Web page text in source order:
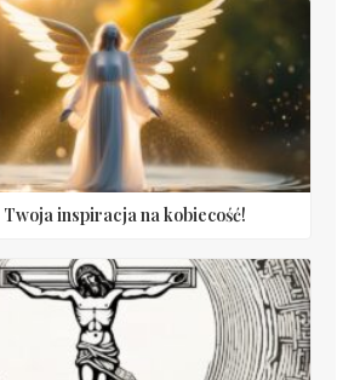
Twoja inspiracja na kobiecość!